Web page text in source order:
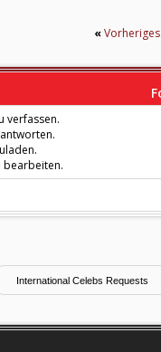
«
verfassen.
bearbeiten.